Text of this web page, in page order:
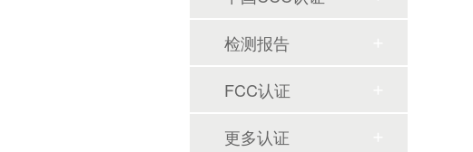
检测报告
FCC认证
更多认证